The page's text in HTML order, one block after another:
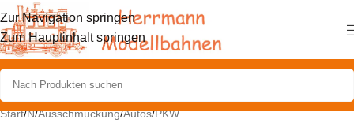
Zur Navigation springen
Zum Hauptinhalt springen
Start/N/Ausschmückung/Autos/PKW